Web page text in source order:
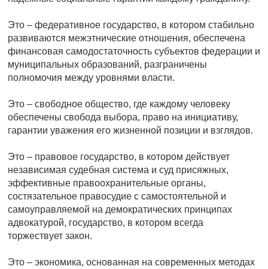
Это – федеративное государство, в котором стабильно
развиваются межэтнические отношения, обеспечена
финансовая самодостаточность субъектов федерации и
муниципальных образований, разграничены
полномочия между уровнями власти.
Это – свободное общество, где каждому человеку
обеспечены свобода выбора, право на инициативу,
гарантии уважения его жизненной позиции и взглядов.
Это – правовое государство, в котором действует
независимая судебная система и суд присяжных,
эффективные правоохранительные органы,
состязательное правосудие с самостоятельной и
самоуправляемой на демократических принципах
адвокатурой, государство, в котором всегда
торжествует закон.
Это – экономика, основанная на современных методах